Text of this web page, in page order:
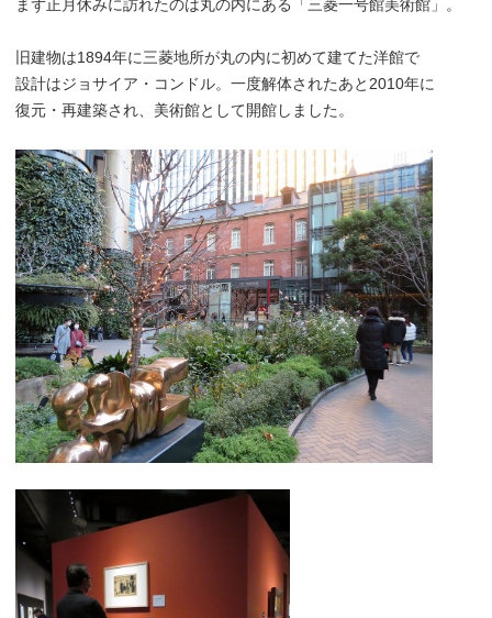
まず正月休みに訪れたのは丸の内にある「三菱一号館美術館」。
旧建物は1894年に三菱地所が丸の内に初めて建てた洋館で
設計はジョサイア・コンドル。一度解体されたあと2010年に
復元・再建築され、美術館として開館しました。